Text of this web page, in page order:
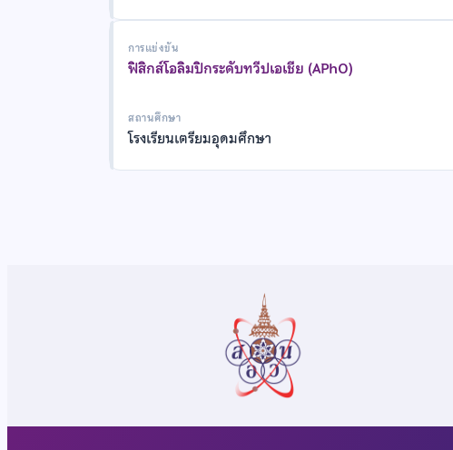
การแข่งขัน
ฟิสิกส์โอลิมปิกระดับทวีปเอเชีย (APhO)
สถานศึกษา
โรงเรียนเตรียมอุดมศึกษา